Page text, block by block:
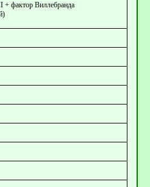
+ фактор Виллебранда